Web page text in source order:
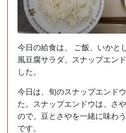
今日の給食は、 ご飯、いかと
風豆腐サラダ、スナップエン
した。
今日は、旬のスナップエンド
た。スナップエンドウは、さ
ので、豆とさやを一緒に味わ
です。